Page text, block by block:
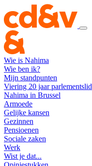
Wie is Nahima
Wie ben ik?
Mijn standpunten
Viering 20 jaar parlementslid
Nahima in Brussel
Armoede
Gelijke kansen
Gezinnen
Pensioenen
Sociale zaken
Werk
Wist je dat...